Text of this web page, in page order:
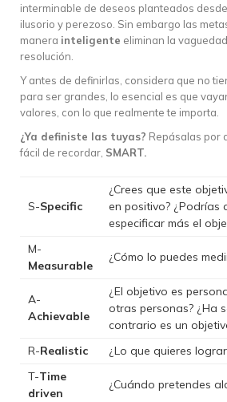
interminable de deseos planteados
ilusorio y perezoso. Sin embargo las
manera inteligente eliminan la
resolución.
Y antes de definirlas, considera que no
para ser grandes, lo esencial es que
valores, con lo que realmente te importa.
¿Ya definiste las tuyas? Repásalas por
fácil de recordar, SMART.
S-Specific
¿Crees que este
en positivo? ¿Podrías
especificar más el
M-
Measurable
¿Cómo lo puedes
A-
Achievable
¿El objetivo es
otras personas? ¿Ha
contrario es un
R-Realistic
¿Lo que quieres
T-Time
driven
¿Cuándo pretendes